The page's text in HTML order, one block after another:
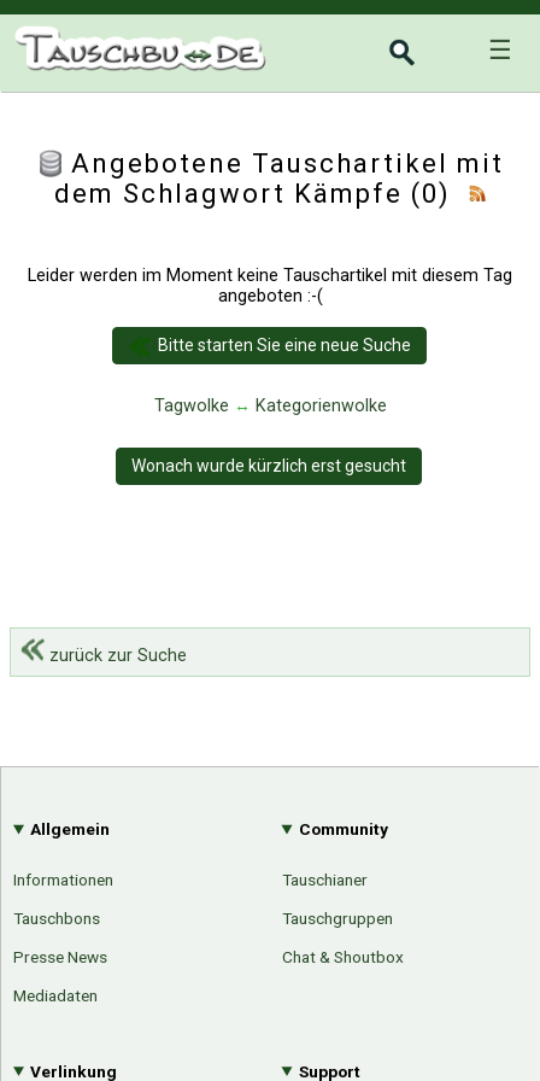
☰
Angebotene Tauschartikel mit
dem Schlagwort Kämpfe (0)
Leider werden im Moment keine Tauschartikel mit diesem Tag
angeboten :-(
Bitte starten Sie eine neue Suche
Tagwolke ↔ Kategorienwolke
Wonach wurde kürzlich erst gesucht
zurück zur Suche
Allgemein
Informationen
Tauschbons
Presse News
Mediadaten
Community
Tauschianer
Tauschgruppen
Chat & Shoutbox
Verlinkung Support